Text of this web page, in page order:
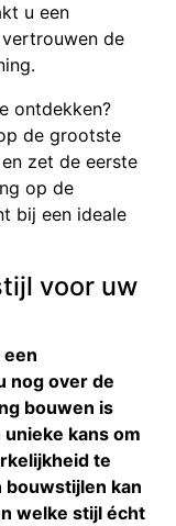
u een
de
ontdekken?
de grootste
zet de eerste
op de
bij een ideale
voor uw
een
nog over de
bouwen is
kans om
te
bouwstijlen kan
welke stijl écht